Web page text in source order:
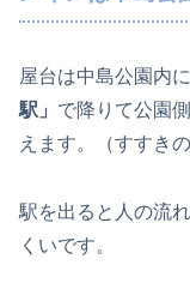
屋台は中島公園内
駅」 で降りて公園
えます。（すすき
駅を出ると人の流
くいです。